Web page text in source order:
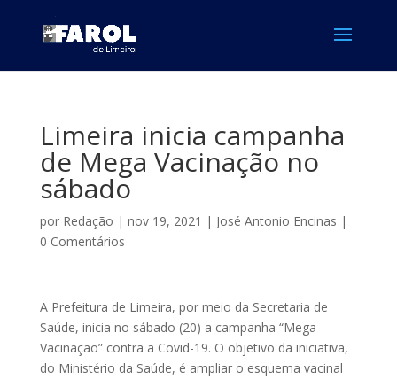
Limeira inicia campanha
de Mega Vacinação no
sábado
por Redação | nov 19, 2021 | José Antonio Encinas |
0 Comentários
A Prefeitura de Limeira, por meio da Secretaria de
Saúde, inicia no sábado (20) a campanha “Mega
Vacinação” contra a Covid-19. O objetivo da iniciativa,
do Ministério da Saúde, é ampliar o esquema vacinal